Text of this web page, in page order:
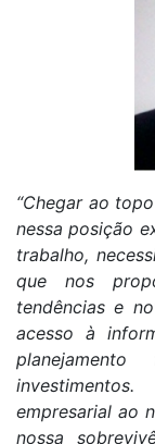
“Chegar ao
nessa posição
trabalho,
que nos
tendências e
acesso à
empresarial ao
nossa